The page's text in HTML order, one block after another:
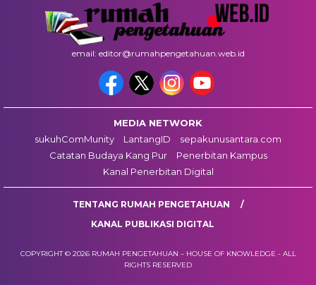
email: editor@rumahpengetahuan.web.id
MEDIA NETWORK
sukuhComMunity
LantangID
sepakunusantara.com
Catatan Budaya Kang Pur
Penerbitan Kampus
Kanal Penerbitan Digital
TENTANG RUMAH PENGETAHUAN
KANAL PUBLIKASI DIGITAL
COPYRIGHT © 2026 RUMAH PENGETAHUAN – HOUSE OF KNOWLEDGE - ALL
RIGHTS RESERVED